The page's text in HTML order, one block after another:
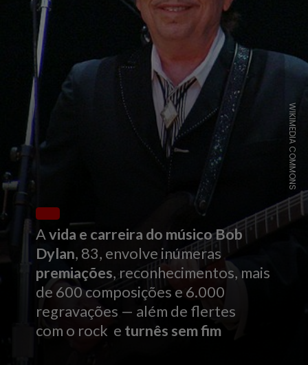
Avida e carreira do músico Bob
Dylan, 83, envolve inúmeras
premiações, reconhecimentos, mais
de 600 composições e 6.000
regravações — além de flertes
com o rock e turnês sem fim
WIKIMEDIA COMMONS